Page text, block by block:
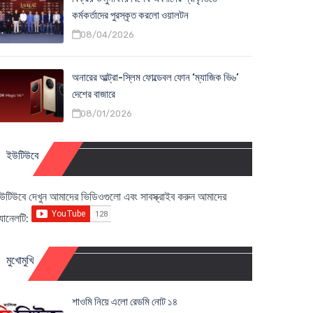
কর্মকর্তাদের পুরস্কৃত করলো ওয়ালটন
08/04/2026
অনারের আল্ট্রা-স্লিম ফোল্ডেবল ফোন ‘ম্যাজিক ভি৬’
দেশের বাজারে
08/01/2026
ইউটিউবে
দেখুন আমাদের ভিডিওগুলো এবং সাবস্ক্রাইব করুন আমাদের
মুখোমুখি
শাওমি নিয়ে এলো রেডমি নোট ১৪